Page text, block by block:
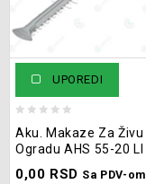
UPOREDI
out
of
5
Aku. Makaze Za Živu
Ogradu AHS 55-20 LI
0,00 RSD Sa PDV-om